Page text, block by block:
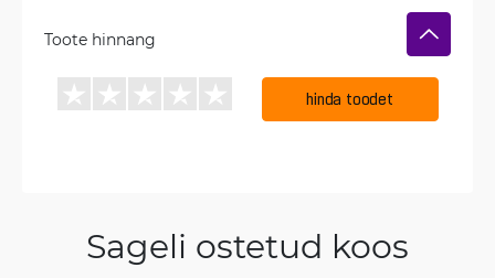
Toote hinnang
hinda toodet
Sageli ostetud koos